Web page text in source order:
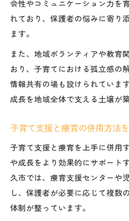
会性やコミュニケーション力を
れており、保護者の悩みに寄り
ます。
また、地域ボランティアや教育
おり、子育てにおける孤立感の
情報共有の場も設けられていま
成長を地域全体で支える土壌が
子育て支援と療育の併用方法
子育て支援と療育を上手に併用
や成長をより効果的にサポート
久市では、療育支援センターや
し、保護者が必要に応じて複数
体制が整っています。